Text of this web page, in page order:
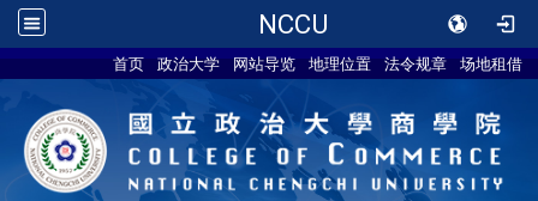
NCCU
首页 政治大学 网站导览 地理位置 法令规章 场地租借